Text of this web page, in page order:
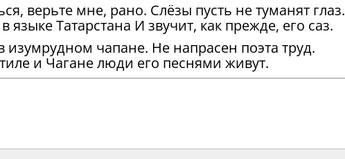
верьте мне, рано. Слёзы пусть не туманят глаз.
языке Татарстана И звучит, как прежде, его саз.
изумрудном чапане. Не напрасен поэта труд.
и Чагане люди его песнями живут.